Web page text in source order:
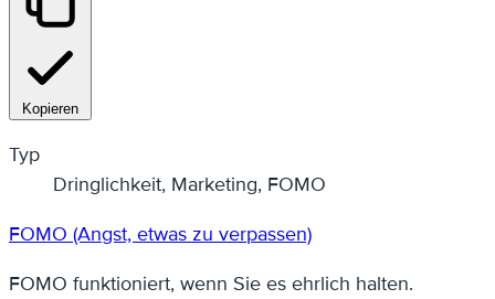
Kopieren
Typ
Dringlichkeit, Marketing, FOMO
FOMO (Angst, etwas zu verpassen)
FOMO funktioniert, wenn Sie es ehrlich halten.